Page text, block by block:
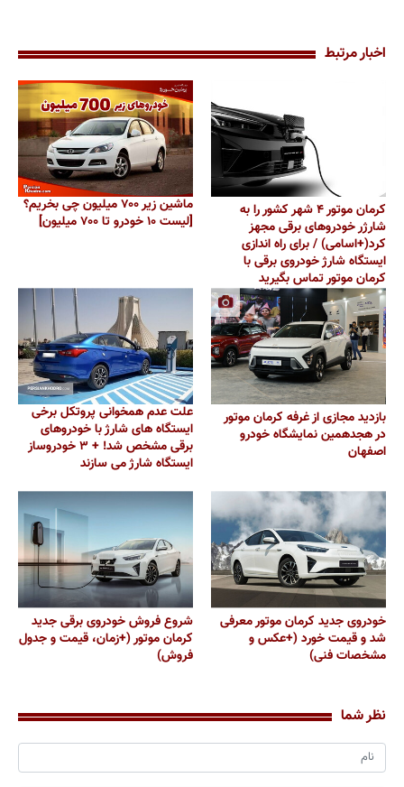
اخبار مرتبط
کرمان موتور ۴ شهر کشور را به
شارژر خودروهای برقی مجهز
کرد(+اسامی) / برای راه‌ اندازی
ایستگاه شارژ خودروی برقی با
کرمان موتور تماس بگیرید
ماشین زیر ۷۰۰ میلیون چی بخریم؟
[لیست ۱۰ خودرو تا ۷۰۰ میلیون]
بازدید مجازی از غرفه کرمان موتور
در هجدهمین نمایشگاه خودرو
اصفهان
علت عدم همخوانی پروتکل برخی
ایستگاه های شارژ با خودروهای
برقی مشخص شد! + ۳ خودروساز
ایستگاه شارژ می سازند
خودروی جدید کرمان موتور معرفی
شد و قیمت خورد (+عکس و
مشخصات فنی)
شروع فروش خودروی برقی جدید
کرمان موتور (+زمان، قیمت و جدول
فروش)
نظر شما